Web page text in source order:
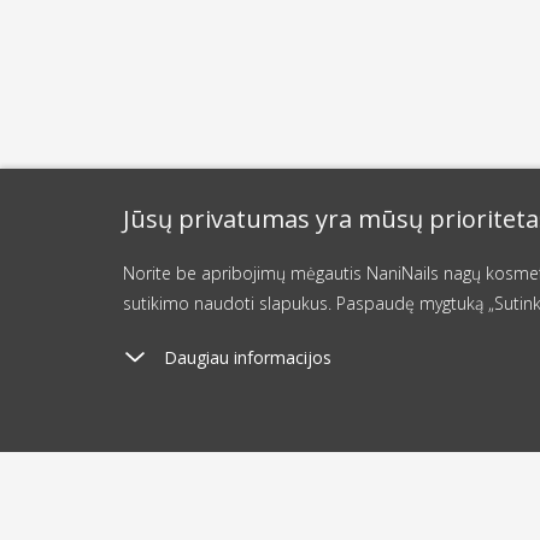
Jūsų privatumas yra mūsų
Norite be apribojimų mėgautis NaniNails nagų
sutikimo naudoti slapukus. Paspaudę mygtuką
Daugiau informacijos